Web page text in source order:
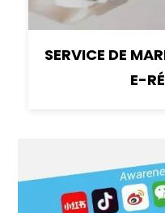
SERVICE DE
E-